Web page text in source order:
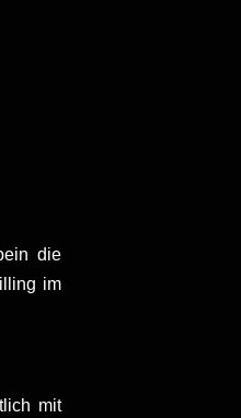
die
im
mit